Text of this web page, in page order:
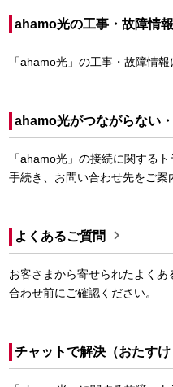
ahamo光の工事・故障情
「ahamo光」の工事・故障情
ahamo光がつながらない
「ahamo光」の接続に関する
手続き、お問い合わせ先をご案
よくあるご質問 
お客さまから寄せられたよく
合わせ前にご確認ください。
チャットで解決（おたすけ